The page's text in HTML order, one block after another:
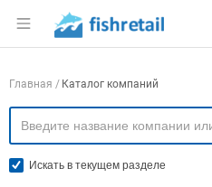
Раздел навигации
Навигация по
Главная Каталог компаний
Искать в текущем разделе